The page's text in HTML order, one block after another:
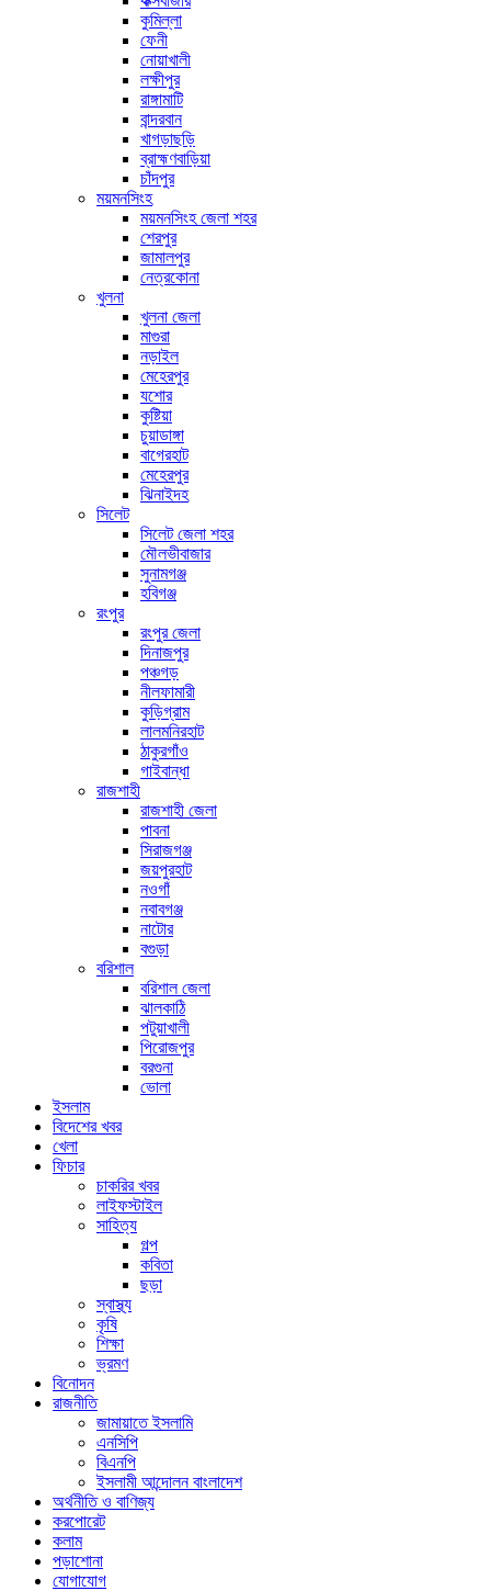
কুমিল্লা
ফেনী
নোয়াখালী
লক্ষীপুর
রাঙ্গামাটি
বান্দরবান
খাগড়াছড়ি
ব্রাহ্মণবাড়িয়া
চাঁদপুর
ময়মনসিংহ
ময়মনসিংহ জেলা শহর
শেরপুর
জামালপুর
নেত্রকোনা
খুলনা
খুলনা জেলা
মাগুরা
নড়াইল
মেহেরপুর
যশোর
কুষ্টিয়া
চুয়াডাঙ্গা
বাগেরহাট
মেহেরপুর
ঝিনাইদহ
সিলেট
সিলেট জেলা শহর
মৌলভীবাজার
সুনামগঞ্জ
হবিগঞ্জ
রংপুর
রংপুর জেলা
দিনাজপুর
পঞ্চগড়
নীলফামারী
কুড়িগ্রাম
লালমনিরহাট
ঠাকুরগাঁও
গাইবান্ধা
রাজশাহী
রাজশাহী জেলা
পাবনা
সিরাজগঞ্জ
জয়পুরহাট
নওগাঁ
নবাবগঞ্জ
নাটোর
বগুড়া
বরিশাল
বরিশাল জেলা
ঝালকাঠি
পটুয়াখালী
পিরোজপুর
বরগুনা
ভোলা
ইসলাম
বিদেশের খবর
খেলা
ফিচার
চাকরির খবর
লাইফস্টাইল
সাহিত্য
গল্প
কবিতা
ছড়া
স্বাস্থ্য
কৃষি
শিক্ষা
ভ্রমণ
বিনোদন
রাজনীতি
জামায়াতে ইসলামি
এনসিপি
বিএনপি
ইসলামী আন্দোলন বাংলাদেশ
অর্থনীতি ও বাণিজ্য
করপোরেট
কলাম
পড়াশোনা
যোগাযোগ